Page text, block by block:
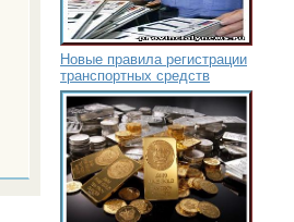
Новые правила регистрации
транспортных средств